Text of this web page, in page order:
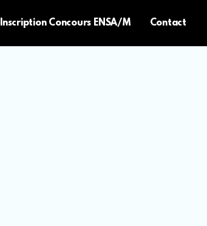
Inscription Concours ENSA/M Contact